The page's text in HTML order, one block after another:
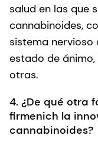
salud en las que
cannabinoides,
sistema nervioso
estado de
otras.
4. ¿De qué otra
firmenich la
cannabinoides?